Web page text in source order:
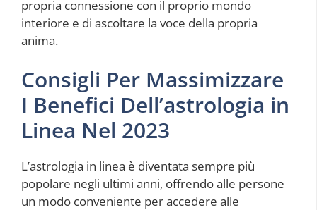
propria connessione con il proprio mondo
interiore e di ascoltare la voce della propria
anima.
Consigli Per Massimizzare
I Benefici Dell’astrologia in
Linea Nel 2023
L’astrologia in linea è diventata sempre più
popolare negli ultimi anni, offrendo alle persone
un modo conveniente per accedere alle